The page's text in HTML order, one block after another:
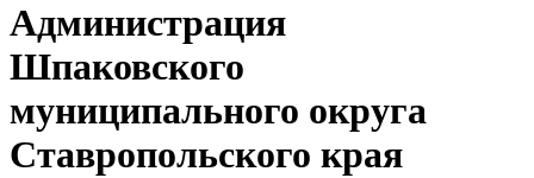
Администрация
Шпаковского
муниципального округа
Ставропольского края